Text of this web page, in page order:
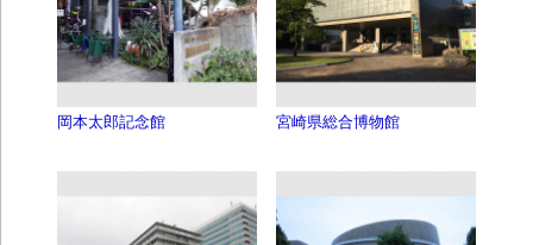
岡本太郎記念館 宮崎県総合博物館